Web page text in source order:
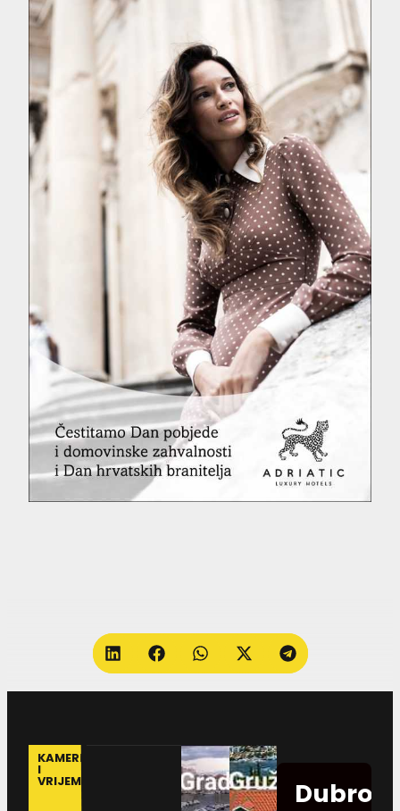
KAMERE
I
VRIJEME